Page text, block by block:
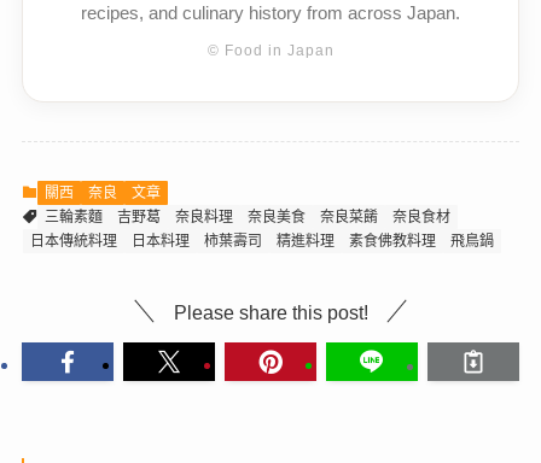
recipes, and culinary history from across Japan.
© Food in Japan
關西 奈良
文章
三輪素麵
吉野葛 奈良料理 奈良美食 奈良菜餚
奈良食材
日本傳統料理
日本料理 柿葉壽司 精進料理 素食佛教料理 飛鳥鍋
Please share this post!